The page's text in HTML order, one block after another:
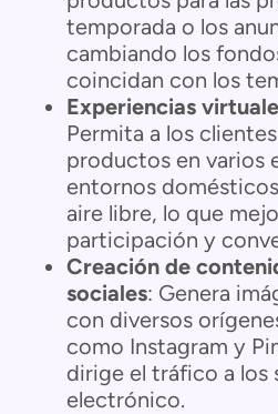
temporada o los
cambiando los
coincidan con los
Experiencias
Permita a los
productos en varios
entornos
aire libre, lo que
participación y
Creación de
sociales: Genera
con diversos
como Instagram y
dirige el tráfico a los
electrónico.